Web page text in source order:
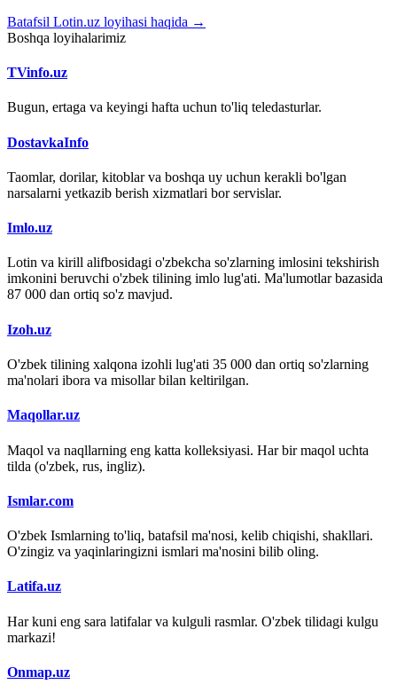
Batafsil Lotin.uz loyihasi haqida →
Boshqa loyihalarimiz
TVinfo.uz
Bugun, ertaga va keyingi hafta uchun to'liq teledasturlar.
DostavkaInfo
Taomlar, dorilar, kitoblar va boshqa uy uchun kerakli bo'lgan
narsalarni yetkazib berish xizmatlari bor servislar.
Imlo.uz
Lotin va kirill alifbosidagi o'zbekcha so'zlarning imlosini tekshirish
imkonini beruvchi o'zbek tilining imlo lug'ati. Ma'lumotlar bazasida
87 000 dan ortiq so'z mavjud.
Izoh.uz
O'zbek tilining xalqona izohli lug'ati 35 000 dan ortiq so'zlarning
ma'nolari ibora va misollar bilan keltirilgan.
Maqollar.uz
Maqol va naqllarning eng katta kolleksiyasi. Har bir maqol uchta
tilda (o'zbek, rus, ingliz).
Ismlar.com
O'zbek Ismlarning to'liq, batafsil ma'nosi, kelib chiqishi, shakllari.
O'zingiz va yaqinlaringizni ismlari ma'nosini bilib oling.
Latifa.uz
Har kuni eng sara latifalar va kulguli rasmlar. O'zbek tilidagi kulgu
markazi!
Onmap.uz